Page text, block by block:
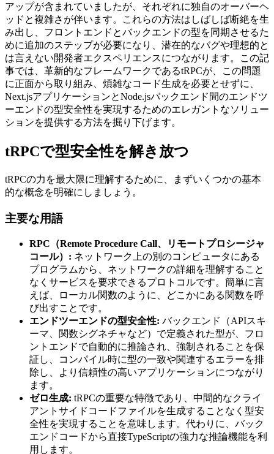
アップが含まれていましたが、それぞれに独自のオーバーヘ
ッドと複雑さが伴います。これらの方法はしばしば断絶を生
み出し、フロントエンドとバックエンドの型を同期させるた
めに追加のステップが必要になり、潜在的なバグや理想的と
は言えない開発者エクスペリエンスにつながります。この記
事では、革新的なフレームワークであるtRPCが、この問題
に正面から取り組み、煩雑なコード生成を必要とせずに、
Next.jsアプリケーションとNode.jsバックエンド間のエンドツ
ーエンドの型安全性を実現するためのエレガントなソリュー
ションを提供する方法を掘り下げます。
tRPCで型安全性を解き放つ
tRPCの力を最大限に理解するために、まずいくつかの基本
的な概念を明確にしましょう。
主要な用語
RPC（Remote Procedure Call、リモートプロシージャ
コール）: ネットワーク上の別のコンピュータにある
プログラムから、ネットワークの詳細を理解すること
なくサービスを要求できるプロトコルです。簡単に言
えば、ローカル関数のように、どこかにある関数を呼
び出すことです。
エンドツーエンドの型安全性: バックエンド（APIスキ
ーマ、関数シグネチャなど）で定義された型が、フロ
ントエンドで自動的に推論され、強制されることを保
証し、コンパイル時に型の一致や関連するエラーを排
除し、より信頼性の高いアプリケーションにつながり
ます。
ゼロ生成: tRPCの重要な特徴であり、中間的なクライ
アントサイドコードファイルを生成することなく型安
全性を実現することを意味します。代わりに、バック
エンドコードから直接TypeScriptの強力な推論機能を利
用します。